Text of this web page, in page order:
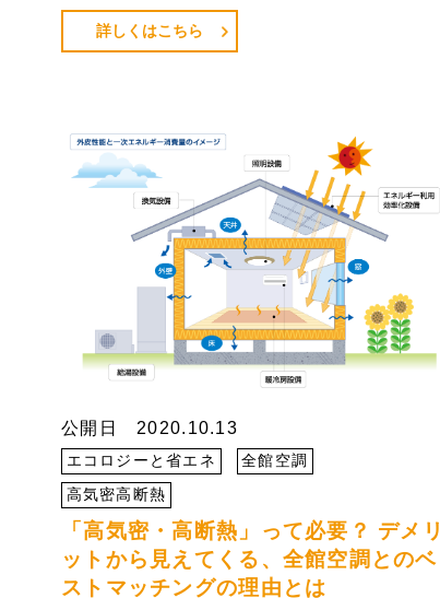
詳しくはこちら
公開日 2020.10.13
エコロジーと省エネ
全館空調
高気密高断熱
「高気密・高断熱」って必要？ デメリ
ットから見えてくる、全館空調とのベ
ストマッチングの理由とは